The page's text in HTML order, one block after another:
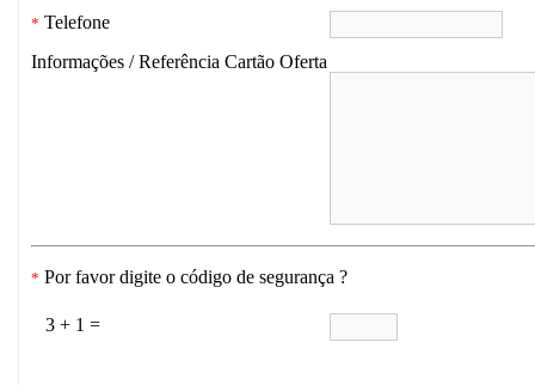
* Telefone
Informações / Referência Cartão Oferta
* Por favor digite o código de segurança ?
3 + 1 =